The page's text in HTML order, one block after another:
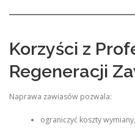
Korzyści z
Regeneracji
Naprawa zawiasów pozwala:
ograniczyć koszty wymiany,